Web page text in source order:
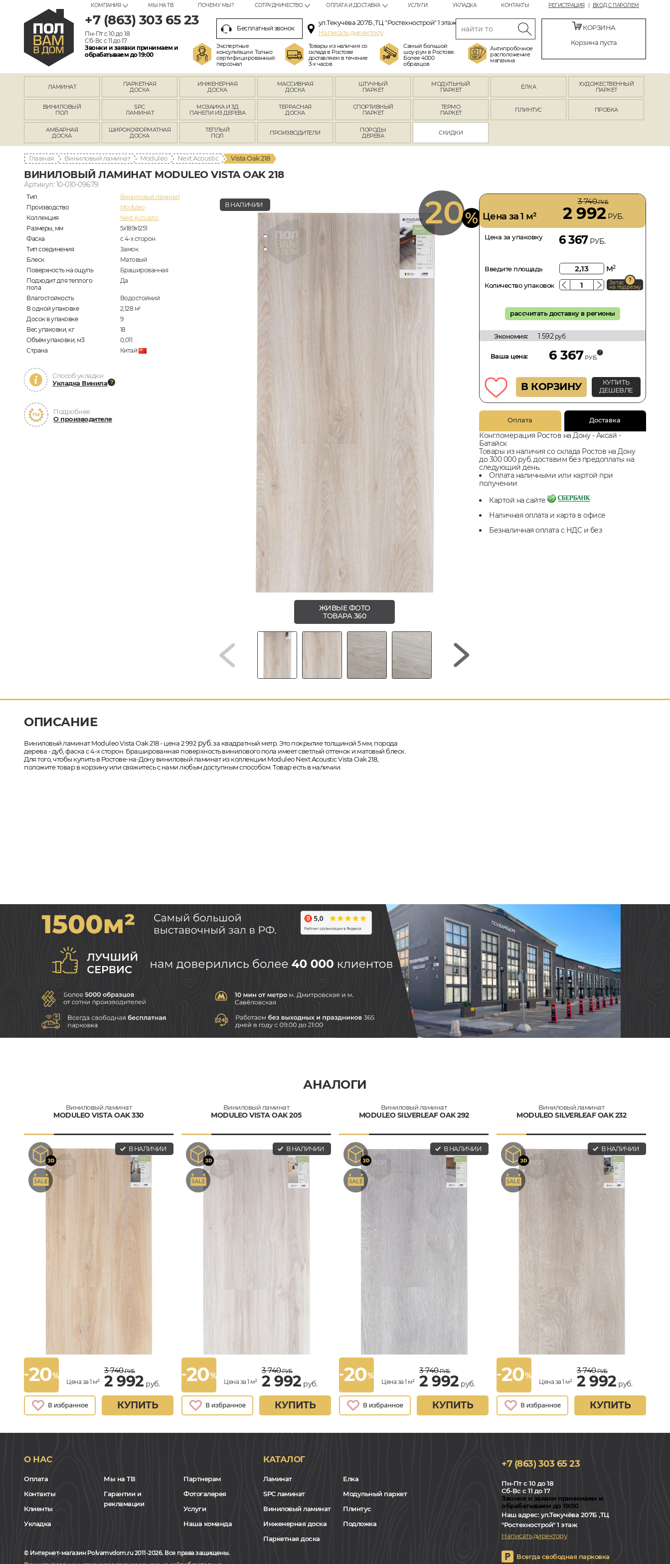
РЕГИСТРАЦИЯ ВХОД С ПАРОЛЕМ
КОМПАНИЯ МЫ НА ТВ ПОЧЕМУ МЫ? СОТРУДНИЧЕСТВО ОПЛАТА И ДОСТАВКА УСЛУГИ УКЛАДКА КОНТАКТЫ
+7 (863) 303 65 23
Пн-Пт с 10 до 18
Сб-Вс с 11 до 17
Звонки и заявки принимаем и
обрабатываем до 19:00
Бесплатный звонок
ул.Текучёва 207Б ,ТЦ "Ростехнострой" 1 этаж
Написать директору
Экспертные
консультации. Только
сертифицированный
персонал
Товары из наличия со
склада в Ростове
доставляем в течение
3-х часов
Самый большой
шоу-рум в Ростове.
Более 4000
образцов
Антипробочное
расположение
магазина
КОРЗИНА
Корзина пуста
ЛАМИНАТ
ПАРКЕТНАЯ
ДОСКА
ИНЖЕНЕРНАЯ
ДОСКА
МАССИВНАЯ
ДОСКА
ШТУЧНЫЙ
ПАРКЕТ
МОДУЛЬНЫЙ
ПАРКЕТ
ЁЛКА
ХУДОЖЕСТВЕННЫЙ
ПАРКЕТ
ВИНИЛОВЫЙ
ПОЛ
SPC
ЛАМИНАТ
МОЗАИКА И 3Д
ПАНЕЛИ ИЗ ДЕРЕВА
ТЕРРАСНАЯ
ДОСКА
СПОРТИВНЫЙ
ПАРКЕТ
ТЕРМО
ПАРКЕТ
ПЛИНТУС ПРОБКА
АМБАРНАЯ
ДОСКА
ШИРОКОФОРМАТНАЯ
ДОСКА
ТЕПЛЫЙ
ПОЛ
ПРОИЗВОДИТЕЛИ
ПОРОДЫ
ДЕРЕВА
СКИДКИ
Главная Виниловый ламинат Moduleo Next Acoustic Vista Oak 218
ВИНИЛОВЫЙ ЛАМИНАТ MODULEO VISTA OAK 218
Артикул: 10-010-09679
Тип
Виниловый ламинат
Производство
Moduleo
Коллекция
Next Acoustic
Размеры, мм
5х189х1251
Фаска
с 4-х сторон
Тип соединения
Замок
Блеск
Матовый
Поверхность на ощупь
Брашированная
Подходит для теплого
пола
Да
Влагостойкость
Водостойкий
В одной упаковке
2,128 м2
Досок в упаковке
9
Вес упаковки, кг
18
Объём упаковки, м3
0,011
Страна
Китай
Способ укладки
Укладка Винила
Подробнее
О производителе
20%
В НАЛИЧИИ
ЖИВЫЕ ФОТО
ТОВАРА 360
Цена за 1 м²
3 740РУБ.
2 992РУБ.
Цена за упаковку 6 367 РУБ.
Введите площадь м2
Количество упаковок Запас
на подрезку
рассчитать доставку в регионы
Экономия: 1 592руб.
Ваша цена: 6 367 РУБ.
В КОРЗИНУ
КУПИТЬ
ДЕШЕВЛЕ
Оплата Доставка
Конгломерация Ростов на Дону - Аксай -
Батайск
Товары из наличия со склада Ростов на Дону
до 300 000 руб. доставим без предоплаты на
следующий день.
Оплата наличными или картой при
получении
Картой на сайте
Наличная оплата и карта в офисе
Безналичная оплата с НДС и без
ОПИСАНИЕ
Виниловый ламинат Moduleo Vista Oak 218 - цена 2 992руб.за квадратный метр. Это покрытие толщиной 5 мм, порода
дерева - дуб, фаска с 4-х сторон. Брашированная поверхность винилового пола имеет светлый оттенок и матовый блеск.
Для того, чтобы купить в Ростове-на-Дону виниловый ламинат из коллекции Moduleo Next Acoustic Vista Oak 218,
положите товар в корзину или свяжитесь с нами любым доступным способом. Товар есть в наличии.
АНАЛОГИ
Виниловый ламинат
MODULEO VISTA OAK 330
В НАЛИЧИИ
-20%
Цена за 1 м²
3 740РУБ.
2 992 руб.
КУПИТЬ
Виниловый ламинат
MODULEO VISTA OAK 205
В НАЛИЧИИ
-20%
Цена за 1 м²
3 740РУБ.
2 992 руб.
КУПИТЬ
Виниловый ламинат
MODULEO SILVERLEAF OAK 292
В НАЛИЧИИ
-20%
Цена за 1 м²
3 740РУБ.
2 992 руб.
КУПИТЬ
Виниловый ламинат
MODULEO SILVERLEAF OAK 232
В НАЛИЧИИ
-20%
Цена за 1 м²
3 740РУБ.
2 992 руб.
КУПИТЬ
О НАС
Оплата
Контакты
Клиенты
Укладка
Мы на ТВ
Гарантии и
рекламации
Партнерам
Фотогалерея
Услуги
Наша команда
КАТАЛОГ
Ламинат
SPC ламинат
Виниловый ламинат
Инженерная доска
Паркетная доска
Елка
Модульный паркет
Плинтус
Подложка
+7 (863) 303 65 23
Пн-Пт с 10 до 18
Сб-Вс с 11 до 17
Звонки и заявки принимаем и
обрабатываем до 19:00
Наш адрес:ул.Текучёва 207Б ,ТЦ
"Ростехнострой" 1 этаж
Написать директору
Всегда свободная парковка
© Интернет-магазин Polvamvdom.ru 2011-2026. Все права защищены.